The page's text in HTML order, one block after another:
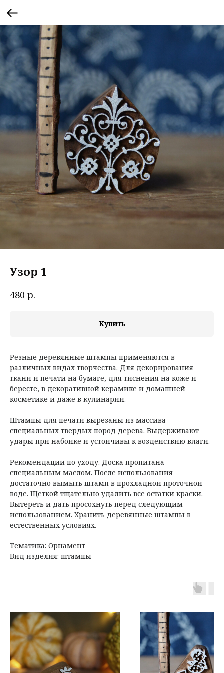
Узор 1
480 р.
Купить
Резные деревянные штампы применяются в
различных видах творчества. Для декорирования
ткани и печати на бумаге, для тиснения на коже и
бересте, в декоративной керамике и домашней
косметике и даже в кулинарии.
Штампы для печати вырезаны из массива
специальных твердых пород дерева. Выдерживают
удары при набойке и устойчивы к воздействию влаги.
Рекомендации по уходу. Доска пропитана
специальным маслом. После использования
достаточно вымыть штамп в прохладной проточной
воде. Щеткой тщательно удалить все остатки краски.
Вытереть и дать просохнуть перед следующим
использованием. Хранить деревянные штампы в
естественных условиях.
Тематика: Орнамент
Вид изделия: штампы